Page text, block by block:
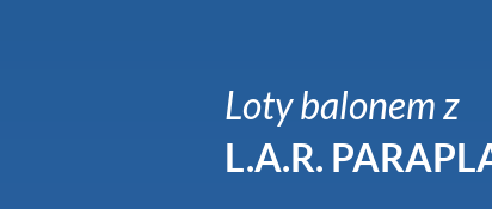
Loty balonem z
L.A.R.